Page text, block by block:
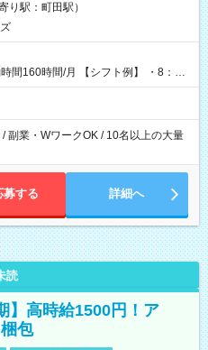
り駅：町田駅）
【シフト例】 ・8：00
副業・WワークOK / 10名以上の大量
募する 詳細へ
読
】高時給1500円！ア
包